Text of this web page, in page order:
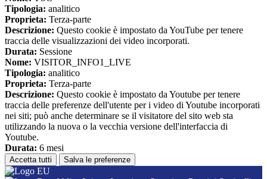
Tipologia: analitico
Proprieta: Terza-parte
Descrizione: Questo cookie è impostato da YouTube per tenere
traccia delle visualizzazioni dei video incorporati.
Durata: Sessione
Nome: VISITOR_INFO1_LIVE
Tipologia: analitico
Proprieta: Terza-parte
Descrizione: Questo cookie è impostato da Youtube per tenere
traccia delle preferenze dell'utente per i video di Youtube incorporati
nei siti; può anche determinare se il visitatore del sito web sta
utilizzando la nuova o la vecchia versione dell'interfaccia di
Youtube.
Durata: 6 mesi
Accetta tutti Salva le preferenze